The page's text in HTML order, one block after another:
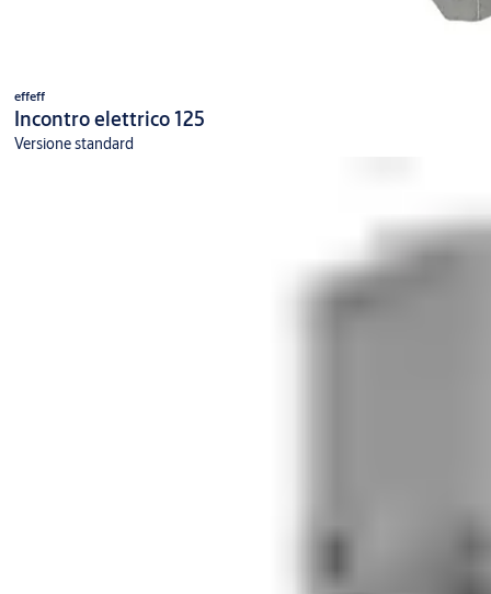
effeff
Incontro elettrico 125
Versione standard